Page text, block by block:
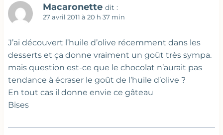
Macaronette dit :
27 avril 2011 à 20 h 37 min
J’ai découvert l’huile d’olive récemment dans les
desserts et ça donne vraiment un goût très sympa.
mais question est-ce que le chocolat n’aurait pas
tendance à écraser le goût de l’huile d’olive ?
En tout cas il donne envie ce gâteau
Bises